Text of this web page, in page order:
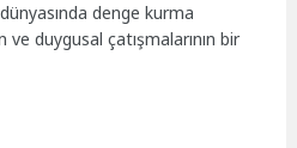
denge kurma
ve duygusal çatışmalarının bir